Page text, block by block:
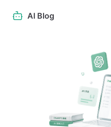
Skip to content
AI Blog